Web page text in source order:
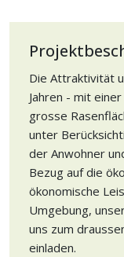
Die Attraktivität
Jahren - mit
grosse
unter
der Anwohner
Bezug auf die
ökonomische
Umgebung,
uns zum
einladen.